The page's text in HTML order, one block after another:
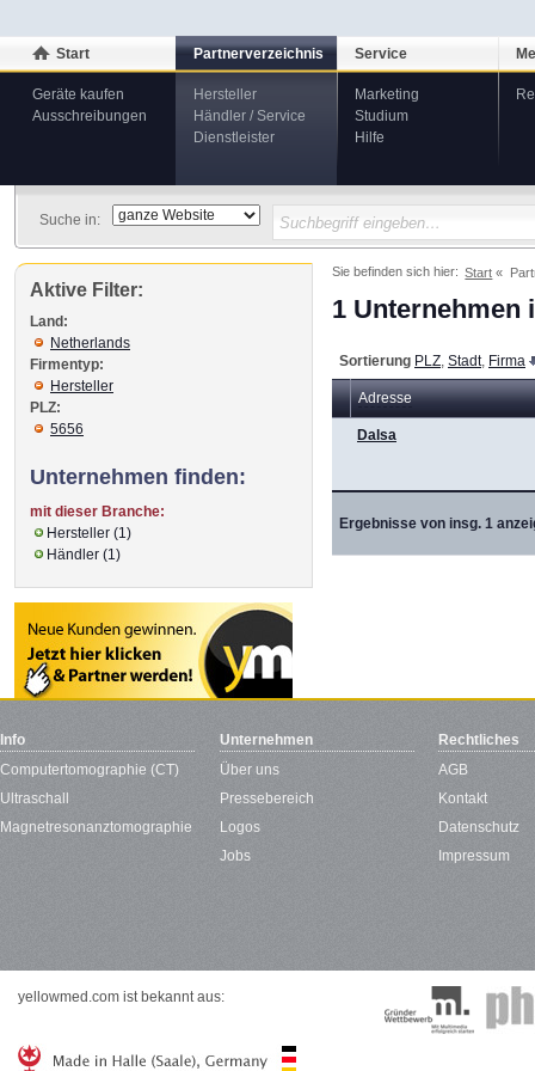
Start
Geräte kaufen
Ausschreibungen
Partnerverzeichnis
Hersteller
Händler / Service
Dienstleister
Service
Marketing
Studium
Hilfe
Suche in:
Sie befinden sich hier: Start
1 Unternehmen
Sortierung PLZ Stadt, Firma
Adresse
Ergebnisse von insg. 1
Dalsa
Aktive Filter:
Land:
Netherlands
Firmentyp:
Hersteller
PLZ:
5656
Unternehmen finden:
mit dieser Branche:
Hersteller (1)
Händler (1)
Info
Computertomographie (CT)
Ultraschall
Magnetresonanztomographie
Unternehmen
Über uns
Pressebereich
Logos
Jobs
Rechtliches
AGB
Kontakt
Datenschutz
Impressum
yellowmed.com ist bekannt aus: